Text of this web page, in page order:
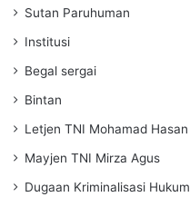
Sutan Paruhuman
Institusi
Begal sergai
Bintan
Letjen TNI Mohamad Hasan
Mayjen TNI Mirza Agus
Dugaan Kriminalisasi Hukum